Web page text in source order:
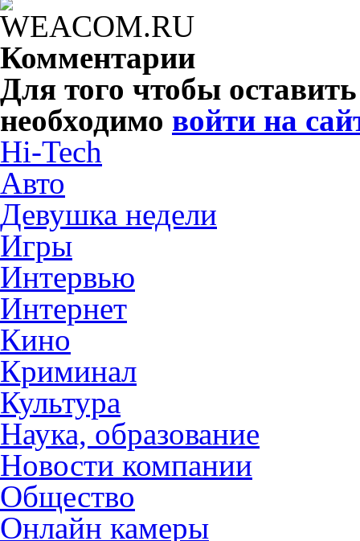
Комментарии
Для того чтобы
необходимо войти на
Hi-Tech
Авто
Девушка недели
Игры
Интервью
Интернет
Кино
Криминал
Культура
Наука, образование
Новости компании
Общество
Онлайн камеры